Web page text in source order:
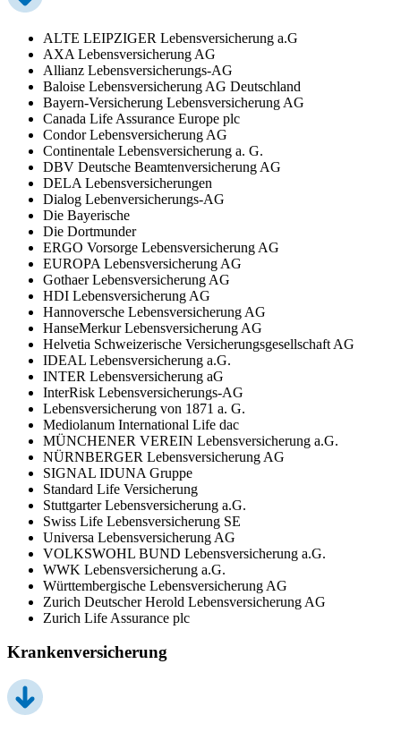
ALTE LEIPZIGER Lebensversicherung a.G
AXA Lebensversicherung AG
Allianz Lebensversicherungs-AG
Baloise Lebensversicherung AG Deutschland
Bayern-Versicherung Lebensversicherung AG
Canada Life Assurance Europe plc
Condor Lebensversicherung AG
Continentale Lebensversicherung a. G.
DBV Deutsche Beamtenversicherung AG
DELA Lebensversicherungen
Dialog Lebenversicherungs-AG
Die Bayerische
Die Dortmunder
ERGO Vorsorge Lebensversicherung AG
EUROPA Lebensversicherung AG
Gothaer Lebensversicherung AG
HDI Lebensversicherung AG
Hannoversche Lebensversicherung AG
HanseMerkur Lebensversicherung AG
Helvetia Schweizerische Versicherungsgesellschaft AG
IDEAL Lebensversicherung a.G.
INTER Lebensversicherung aG
InterRisk Lebensversicherungs-AG
Lebensversicherung von 1871 a. G.
Mediolanum International Life dac
MÜNCHENER VEREIN Lebensversicherung a.G.
NÜRNBERGER Lebensversicherung AG
SIGNAL IDUNA Gruppe
Standard Life Versicherung
Stuttgarter Lebensversicherung a.G.
Swiss Life Lebensversicherung SE
Universa Lebensversicherung AG
VOLKSWOHL BUND Lebensversicherung a.G.
WWK Lebensversicherung a.G.
Württembergische Lebensversicherung AG
Zurich Deutscher Herold Lebensversicherung AG
Zurich Life Assurance plc
Krankenversicherung